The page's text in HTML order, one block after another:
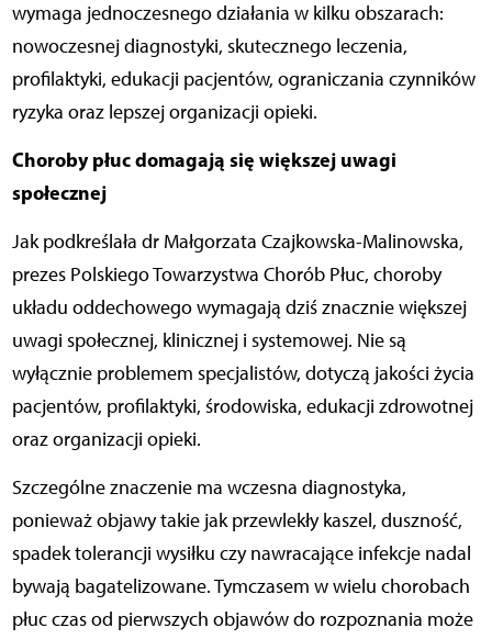
wymaga jednoczesnego działania w kilku obszarach:
nowoczesnej diagnostyki, skutecznego leczenia,
profilaktyki, edukacji pacjentów, ograniczania czynników
ryzyka oraz lepszej organizacji opieki.
Choroby płuc domagają się większej uwagi
społecznej
Jak podkreślała dr Małgorzata Czajkowska-Malinowska,
prezes Polskiego Towarzystwa Chorób Płuc, choroby
układu oddechowego wymagają dziś znacznie większej
uwagi społecznej, klinicznej i systemowej. Nie są
wyłącznie problemem specjalistów, dotyczą jakości życia
pacjentów, profilaktyki, środowiska, edukacji zdrowotnej
oraz organizacji opieki.
Szczególne znaczenie ma wczesna diagnostyka,
ponieważ objawy takie jak przewlekły kaszel, duszność,
spadek tolerancji wysiłku czy nawracające infekcje nadal
bywają bagatelizowane. Tymczasem w wielu chorobach
płuc czas od pierwszych objawów do rozpoznania może